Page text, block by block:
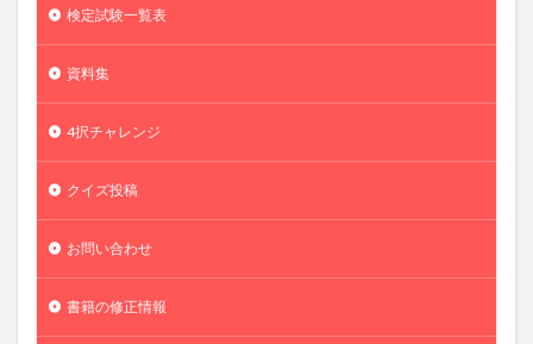
検定試験一覧表
資料集
4択チャレンジ
クイズ投稿
お問い合わせ
書籍の修正情報